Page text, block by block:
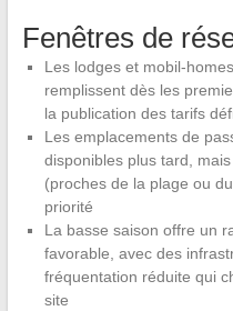
Fenêtres de
Les lodges et mobil-
remplissent dès les
la publication des tarifs
Les emplacements de
disponibles plus tard,
(proches de la plage ou
priorité
La basse saison offre un
favorable, avec des
fréquentation réduite qui
site